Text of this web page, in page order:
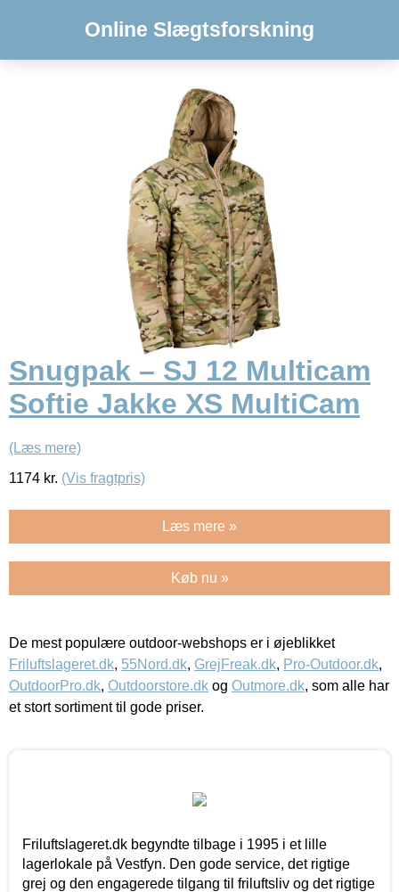
Online Slægtsforskning
Snugpak – SJ 12 Multicam
Softie Jakke XS MultiCam
(Læs mere)
1174 kr. (Vis fragtpris)
Læs mere »
Køb nu »
De mest populære outdoor-webshops er i øjeblikket
Friluftslageret.dk, 55Nord.dk, GrejFreak.dk, Pro-Outdoor.dk,
OutdoorPro.dk, Outdoorstore.dk og Outmore.dk, som alle har
et stort sortiment til gode priser.
Friluftslageret.dk begyndte tilbage i 1995 i et lille
lagerlokale på Vestfyn. Den gode service, det rigtige
grej og den engagerede tilgang til friluftsliv og det rigtige